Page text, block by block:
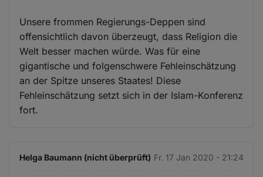
Unsere frommen Regierungs-Deppen sind
offensichtlich davon überzeugt, dass Religion die
Welt besser machen würde. Was für eine
gigantische und folgenschwere Fehleinschätzung
an der Spitze unseres Staates! Diese
Fehleinschätzung setzt sich in der Islam-Konferenz
fort.
Helga Baumann (nicht überprüft) Fr. 17 Jan 2020 - 21:24